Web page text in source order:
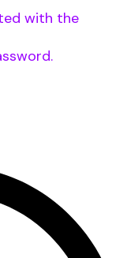
with the